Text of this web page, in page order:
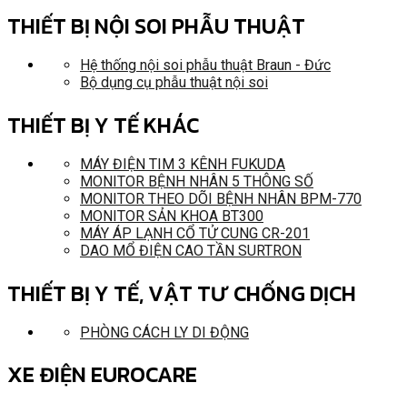
THIẾT BỊ NỘI SOI PHẪU THUẬT
Hệ thống nội soi phẫu thuật Braun - Đức
Bộ dụng cụ phẫu thuật nội soi
THIẾT BỊ Y TẾ KHÁC
MÁY ĐIỆN TIM 3 KÊNH FUKUDA
MONITOR BỆNH NHÂN 5 THÔNG SỐ
MONITOR THEO DÕI BỆNH NHÂN BPM-770
MONITOR SẢN KHOA BT300
MÁY ÁP LẠNH CỔ TỬ CUNG CR-201
DAO MỔ ĐIỆN CAO TẦN SURTRON
THIẾT BỊ Y TẾ, VẬT TƯ CHỐNG DỊCH
PHÒNG CÁCH LY DI ĐỘNG
XE ĐIỆN EUROCARE